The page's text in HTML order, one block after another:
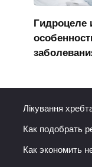
Гидроцеле
Лікування
Как подобрать
Как экономить